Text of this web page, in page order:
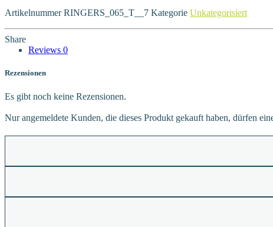
Artikelnummer RINGERS_065_T__7 Kategorie Unkategorisiert
Share
Reviews 0
Rezensionen
Es gibt noch keine Rezensionen.
Nur angemeldete Kunden, die dieses Produkt gekauft haben, dürfen